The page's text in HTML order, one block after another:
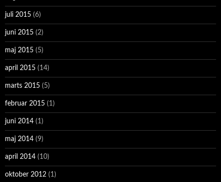
juli 2015 (6)
juni 2015 (2)
maj 2015 (5)
april 2015 (14)
marts 2015 (5)
februar 2015 (1)
juni 2014 (1)
maj 2014 (9)
april 2014 (10)
oktober 2012 (1)